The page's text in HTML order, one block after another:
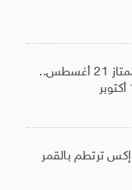
رسميًا.. انطلاق الدورى الممتاز 21 أغسطس..
ترتطم بالقمر